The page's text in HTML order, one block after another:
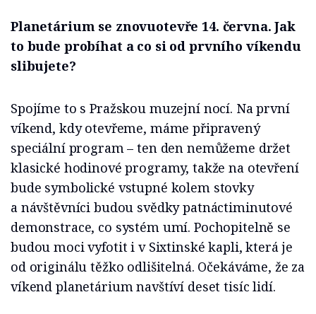
Planetárium se znovuotevře 14. června. Jak
to bude probíhat a co si od prvního víkendu
slibujete?
Spojíme to s Pražskou muzejní nocí. Na první
víkend, kdy otevřeme, máme připravený
speciální program – ten den nemůžeme držet
klasické hodinové programy, takže na otevření
bude symbolické vstupné kolem stovky
a návštěvníci budou svědky patnáctiminutové
demonstrace, co systém umí. Pochopitelně se
budou moci vyfotit i v Sixtinské kapli, která je
od originálu těžko odlišitelná. Očekáváme, že za
víkend planetárium navštíví deset tisíc lidí.